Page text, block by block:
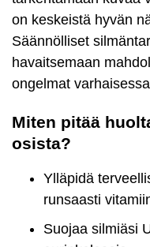
on keskeistä hyvän
Säännölliset
havaitsemaan
ongelmat
Miten pitää
osista?
Ylläpidä
runsaasti
Suojaa silmiäsi